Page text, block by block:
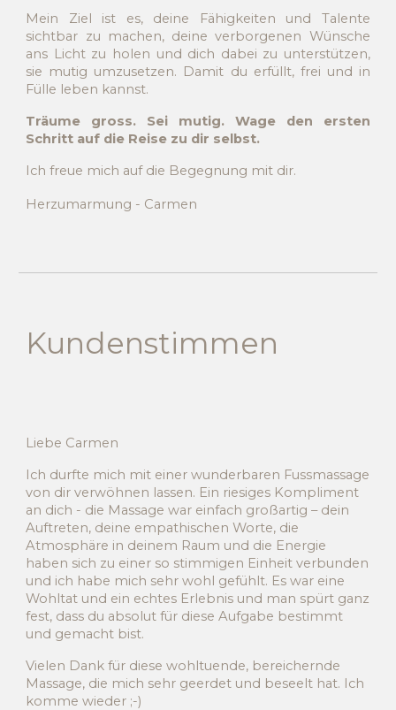
Mein Ziel ist es, deine Fähigkeiten und Talente
sichtbar zu machen, deine verborgenen Wünsche
ans Licht zu holen und dich dabei zu unterstützen,
sie mutig umzusetzen. Damit du erfüllt, frei und in
Fülle leben kannst.
Träume gross. Sei mutig. Wage den ersten
Schritt auf die Reise zu dir selbst.
Ich freue mich auf die Begegnung mit dir.
Herzumarmung - Carmen
Kundenstimmen
Liebe Carmen
Ich durfte mich mit einer wunderbaren Fussmassage
von dir verwöhnen lassen. Ein riesiges Kompliment
an dich - die Massage war einfach großartig – dein
Auftreten, deine empathischen Worte, die
Atmosphäre in deinem Raum und die Energie
haben sich zu einer so stimmigen Einheit verbunden
und ich habe mich sehr wohl gefühlt. Es war eine
Wohltat und ein echtes Erlebnis und man spürt ganz
fest, dass du absolut für diese Aufgabe bestimmt
und gemacht bist.
Vielen Dank für diese wohltuende, bereichernde
Massage, die mich sehr geerdet und beseelt hat. Ich
komme wieder ;-)